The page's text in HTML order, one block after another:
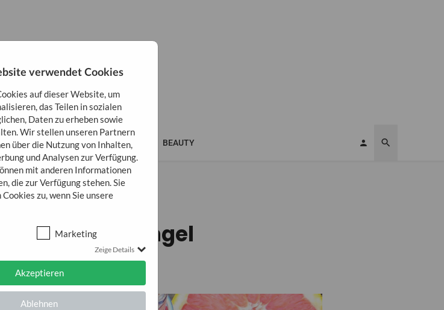
BÜCHER BUSINESS BEAUTY
D Mangel
8. Mai 2021 0
verwendet Cookies
auf dieser Website, um
das Teilen in sozialen
Daten zu erheben sowie
Wir stellen unseren Partnern
über die Nutzung von Inhalten,
und Analysen zur Verfügung.
mit anderen Informationen
die zur Verfügung stehen. Sie
zu, wenn Sie unsere
Marketing
Zeige Details
Akzeptieren
Ablehnen